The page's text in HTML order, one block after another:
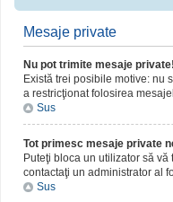
Mesaje private
Nu pot trimite mesaje private!
Există trei posibile motive: nu
a restricţionat folosirea
Sus
Tot primesc mesaje private
Puteţi bloca un utilizator să
contactaţi un administrator al
Sus